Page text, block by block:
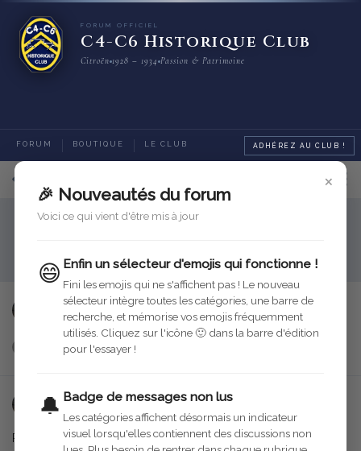
FORUM OFFICIEL
C4-C6 Historique Club
Citroën 1928 – 1934 Passion & Patrimoine
FORUM BOUTIQUE LE CLUB ADHÉREZ AU CLUB !
×
🎉 Nouveautés du forum
Voici ce qui vient d'être mis à jour
😄 Enfin un sélecteur d'emojis qui fonctionne !
Fini les emojis qui ne s'affichent pas ! Le nouveau
sélecteur intègre toutes les catégories, une barre de
recherche, et mémorise vos emojis fréquemment
utilisés. Cliquez sur l'icône 🙂 dans la barre d'édition
pour l'essayer !
🔔 Badge de messages non lus
Les catégories affichent désormais un indicateur
visuel lorsqu'elles contiennent des discussions non
Trucs et astuces en détail
ChefdeGare Modifié
ChefdeGare 16 mai 2020
Points de graissage et huilage d'une C4G